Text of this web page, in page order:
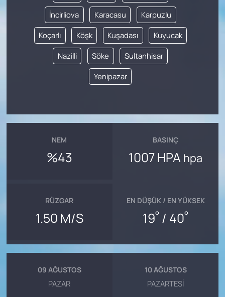
İncirliova Karacasu Karpuzlu
Koçarlı Köşk Kuşadası Kuyucak
Nazilli Söke Sultanhisar
Yenipazar
NEM
%43
BASINÇ
1007 HPA hpa
RÜZGAR
1.50 M/S
EN DÜŞÜK / EN YÜKSEK
19° / 40°
09 AĞUSTOS
PAZAR
10 AĞUSTOS
PAZARTESI